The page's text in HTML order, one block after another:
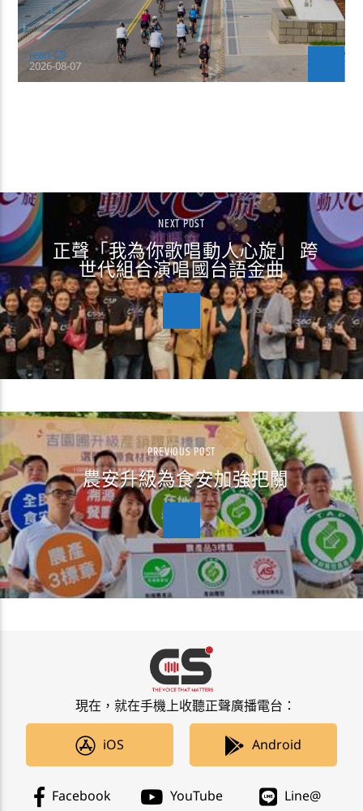
Jean-CS
2026-08-07
NEXT POST
正聲「我為你歌唱動人心旋」 跨
世代組合演唱國台語金曲
PREVIOUS POST
農安升級為食安加強把關
現在，就在手機上收聽正聲廣播電台：
iOS Android
Facebook YouTube Line@